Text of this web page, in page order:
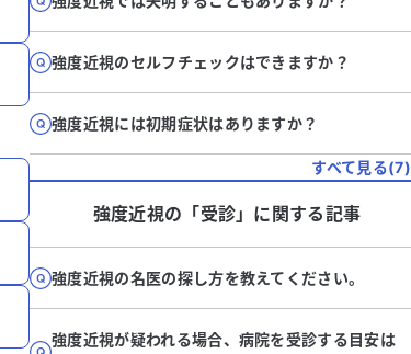
強度近視のセルフチェックはできますか？
強度近視には初期症状はありますか？
すべて見る(7)
強度近視の「受診」に関する記事
強度近視の名医の探し方を教えてください。
強度近視が疑われる場合、病院を受診する目安は